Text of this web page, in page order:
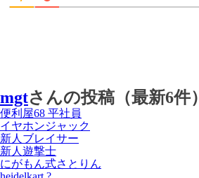
mgtさんの投稿（最新6件）
便利屋68 平社員
イヤホンジャック
新人ブレイサー
新人遊撃士
にがもん式さとりん